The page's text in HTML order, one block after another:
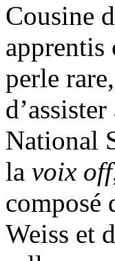
Cousine
apprentis
perle rare,
National
la voix off
composé
Weiss et